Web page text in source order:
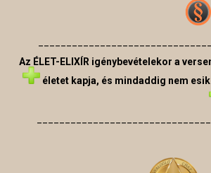
Az ÉLET-ELIXÍR igénybevételekor a
életet kapja, és mindaddig nem